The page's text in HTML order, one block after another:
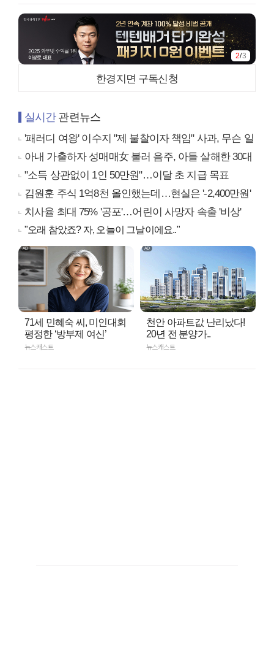
2/3
한경지면 구독신청
실시간관련뉴스
'패러디 여왕' 이수지 "제 불찰이자 책임" 사과, 무슨 일
아내 가출하자 성매매女 불러 음주, 아들 살해한 30대
"소득 상관없이 1인 50만원"…이달 초 지급 목표
김원훈 주식 1억8천 올인했는데…현실은 '-2,400만원'
치사율 최대 75% '공포'…어린이 사망자 속출 '비상'
"오래 참았죠? 자, 오늘이 그날이에요.."
71세 민혜숙 씨, 미인대회
평정한 ‘방부제 여신’
뉴스캐스트
천안 아파트값 난리났다!
20년 전 분양가..
뉴스캐스트